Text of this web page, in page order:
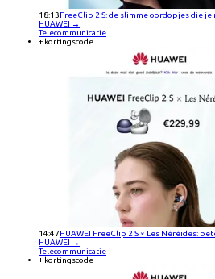
18:13FreeClip 2 S: de slimme oordopjes die je
HUAWEI →
Telecommunicatie
+ kortingscode
14:47HUAWEI FreeClip 2 S × Les Néréides:
HUAWEI →
Telecommunicatie
+ kortingscode